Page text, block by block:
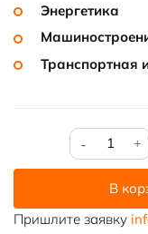
Энергетика
Транспортная
Количество
товара
коробка
для
В
Пришлите заявку